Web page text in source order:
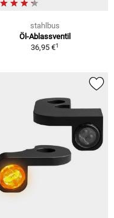
stahlbus
Öl-Ablassventil
36,95 €1